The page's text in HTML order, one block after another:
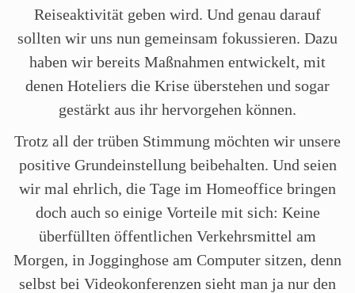
Reiseaktivität geben wird. Und genau darauf
sollten wir uns nun gemeinsam fokussieren. Dazu
haben wir bereits Maßnahmen entwickelt, mit
denen Hoteliers die Krise überstehen und sogar
gestärkt aus ihr hervorgehen können.
Trotz all der trüben Stimmung möchten wir unsere
positive Grundeinstellung beibehalten. Und seien
wir mal ehrlich, die Tage im Homeoffice bringen
doch auch so einige Vorteile mit sich: Keine
überfüllten öffentlichen Verkehrsmittel am
Morgen, in Jogginghose am Computer sitzen, denn
selbst bei Videokonferenzen sieht man ja nur den